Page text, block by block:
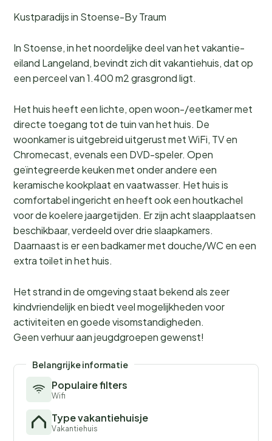
Kustparadijs in Stoense-By Traum
In Stoense, in het noordelijke deel van het vakantie-
eiland Langeland, bevindt zich dit vakantiehuis, dat op
een perceel van 1.400 m2 grasgrond ligt.
Het huis heeft een lichte, open woon-/eetkamer met
directe toegang tot de tuin van het huis. De
woonkamer is uitgebreid uitgerust met WiFi, TV en
Chromecast, evenals een DVD-speler. Open
geïntegreerde keuken met onder andere een
keramische kookplaat en vaatwasser. Het huis is
comfortabel ingericht en heeft ook een houtkachel
voor de koelere jaargetijden. Er zijn acht slaapplaatsen
beschikbaar, verdeeld over drie slaapkamers.
Daarnaast is er een badkamer met douche/WC en een
extra toilet in het huis.
Het strand in de omgeving staat bekend als zeer
kindvriendelijk en biedt veel mogelijkheden voor
activiteiten en goede visomstandigheden.
Geen verhuur aan jeugdgroepen gewenst!
Belangrijke informatie
Populaire filters
Wifi
Type vakantiehuisje
Vakantiehuis